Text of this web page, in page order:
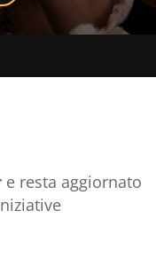
e resta aggiornato